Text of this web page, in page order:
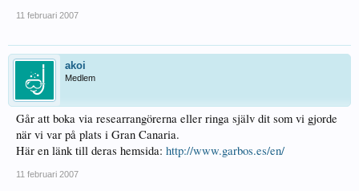
11 februari 2007
akoi
Medlem
Går att boka via researrangörerna eller ringa själv dit som vi gjorde
när vi var på plats i Gran Canaria.
Här en länk till deras hemsida: http://www.garbos.es/en/
11 februari 2007